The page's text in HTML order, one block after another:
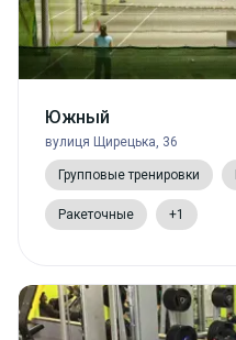
Южный
вулиця Щирецька, 36
Групповые тренировки
Ракеточные +1